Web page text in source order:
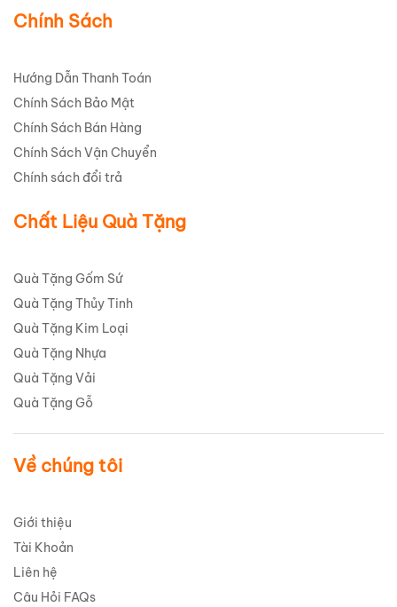
Chính Sách
Hướng Dẫn Thanh Toán
Chính Sách Bảo Mật
Chính Sách Bán Hàng
Chính Sách Vận Chuyển
Chính sách đổi trả
Chất Liệu Quà Tặng
Quà Tặng Gốm Sứ
Quà Tặng Thủy Tinh
Quà Tặng Kim Loại
Quà Tặng Nhựa
Quà Tặng Vải
Quà Tặng Gỗ
Về chúng tôi
Giới thiệu
Tài Khoản
Liên hệ
Câu Hỏi FAQs